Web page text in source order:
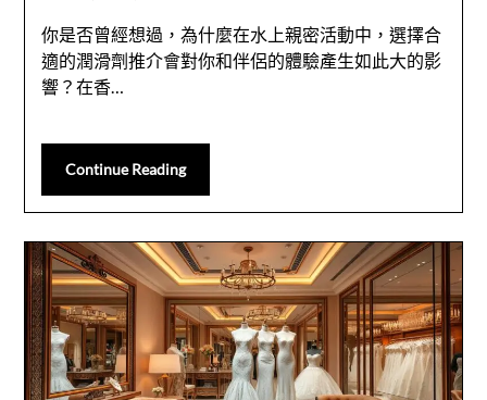
你是否曾經想過，為什麼在水上親密活動中，選擇合
適的潤滑劑推介會對你和伴侶的體驗產生如此大的影
響？在香…
Continue Reading